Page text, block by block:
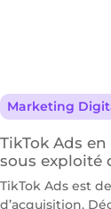
Marketing
TikTok Ads
sous exploité
TikTok Ads est
d’acquisition.